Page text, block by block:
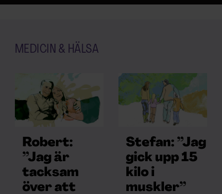
MEDICIN & HÄLSA
Robert:
”Jag är
tacksam
över att
Stefan: ”Jag
gick upp 15
kilo i
muskler”